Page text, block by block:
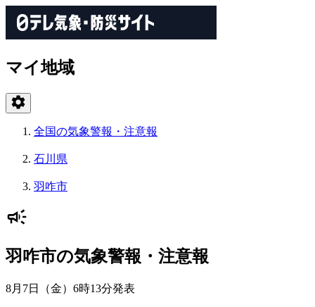
マイ地域
全国の気象警報・注意報
石川県
羽咋市
羽咋市の気象警報・注意報
8月7日（金）6時13分発表